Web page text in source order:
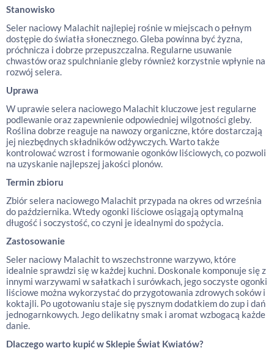
Stanowisko
Seler naciowy Malachit najlepiej rośnie w miejscach o pełnym
dostępie do światła słonecznego. Gleba powinna być żyzna,
próchnicza i dobrze przepuszczalna. Regularne usuwanie
chwastów oraz spulchnianie gleby również korzystnie wpłynie na
rozwój selera.
Uprawa
W uprawie selera naciowego Malachit kluczowe jest regularne
podlewanie oraz zapewnienie odpowiedniej wilgotności gleby.
Roślina dobrze reaguje na nawozy organiczne, które dostarczają
jej niezbędnych składników odżywczych. Warto także
kontrolować wzrost i formowanie ogonków liściowych, co pozwoli
na uzyskanie najlepszej jakości plonów.
Termin zbioru
Zbiór selera naciowego Malachit przypada na okres od września
do października. Wtedy ogonki liściowe osiągają optymalną
długość i soczystość, co czyni je idealnymi do spożycia.
Zastosowanie
Seler naciowy Malachit to wszechstronne warzywo, które
idealnie sprawdzi się w każdej kuchni. Doskonale komponuje się z
innymi warzywami w sałatkach i surówkach, jego soczyste ogonki
liściowe można wykorzystać do przygotowania zdrowych soków i
koktajli. Po ugotowaniu staje się pysznym dodatkiem do zup i dań
jednogarnkowych. Jego delikatny smak i aromat wzbogacą każde
danie.
Dlaczego warto kupić w Sklepie Świat Kwiatów?